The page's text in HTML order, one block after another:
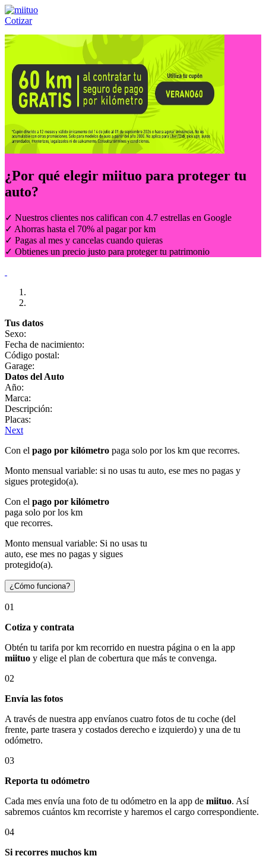
Cotizar
Llámanos al:(55) 84-21-05-00 ó
¿Por qué elegir miituo para proteger tu
auto?
✓ Nuestros clientes nos califican con 4.7 estrellas en Google
✓ Ahorras hasta el 70% al pagar por km
✓ Pagas al mes y cancelas cuando quieras
✓ Obtienes un precio justo para proteger tu patrimonio
Tus datos
Sexo:
Fecha de nacimiento:
Código postal:
Garage:
Datos del Auto
Año:
Marca:
Descripción:
Placas:
Next
Con el pago por kilómetro paga solo por los km que recorres.
Monto mensual variable: si no usas tu auto, ese mes no pagas y
sigues protegido(a).
Con el pago por kilómetro
paga solo por los km
que recorres.
Monto mensual variable: Si no usas tu
auto, ese mes no pagas y sigues
protegido(a).
¿Cómo funciona?
01
Cotiza y contrata
Obtén tu tarifa por km recorrido en nuestra página o en la app
miituo y elige el plan de cobertura que más te convenga.
02
Envía las fotos
A través de nuestra app envíanos cuatro fotos de tu coche (del
frente, parte trasera y costados derecho e izquierdo) y una de tu
odómetro.
03
Reporta tu odómetro
Cada mes envía una foto de tu odómetro en la app de miituo. Así
sabremos cuántos km recorriste y haremos el cargo correspondiente.
04
Si recorres muchos km